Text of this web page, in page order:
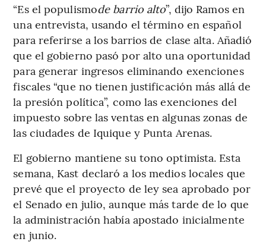
“Es el populismode barrio alto”, dijo Ramos en
una entrevista, usando el término en español
para referirse a los barrios de clase alta. Añadió
que el gobierno pasó por alto una oportunidad
para generar ingresos eliminando exenciones
fiscales “que no tienen justificación más allá de
la presión política”, como las exenciones del
impuesto sobre las ventas en algunas zonas de
las ciudades de Iquique y Punta Arenas.
El gobierno mantiene su tono optimista. Esta
semana, Kast declaró a los medios locales que
prevé que el proyecto de ley sea aprobado por
el Senado en julio, aunque más tarde de lo que
la administración había apostado inicialmente
en junio.